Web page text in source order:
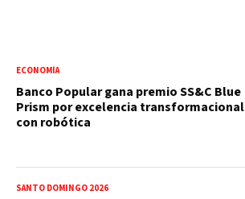
ECONOMÍA
Banco Popular gana premio SS&C Blue
Prism por excelencia transformacional
con robótica
SANTO DOMINGO 2026